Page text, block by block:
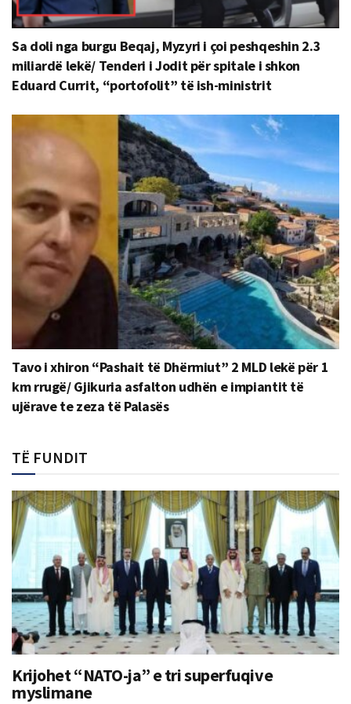
Sa doli nga burgu Beqaj, Myzyri i çoi peshqeshin 2.3
miliardë lekë/ Tenderi i Jodit për spitale i shkon
Eduard Currit, “portofolit” të ish-ministrit
Tavo i xhiron “Pashait të Dhërmiut” 2 MLD lekë për 1
km rrugë/ Gjikuria asfalton udhën e impiantit të
ujërave te zeza të Palasës
TË FUNDIT
Krijohet “NATO-ja” e tri superfuqive
myslimane